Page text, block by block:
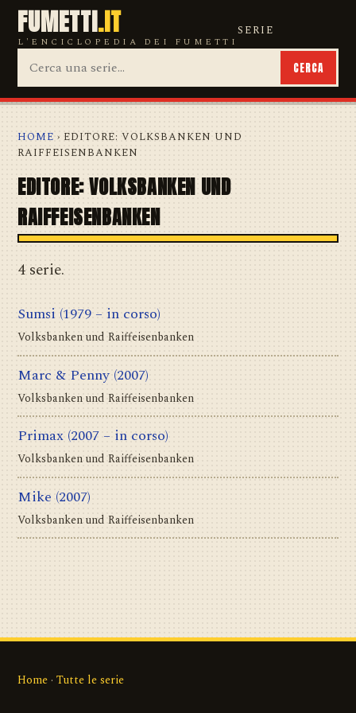
FUMETTI.IT
L'ENCICLOPEDIA DEI FUMETTI
SERIE
CERCA
HOME › EDITORE: VOLKSBANKEN UND
RAIFFEISENBANKEN
EDITORE: VOLKSBANKEN UND
RAIFFEISENBANKEN
4 serie.
Sumsi (1979 – in corso)
Volksbanken und Raiffeisenbanken
Marc & Penny (2007)
Volksbanken und Raiffeisenbanken
Primax (2007 – in corso)
Volksbanken und Raiffeisenbanken
Mike (2007)
Volksbanken und Raiffeisenbanken
Home · Tutte le serie